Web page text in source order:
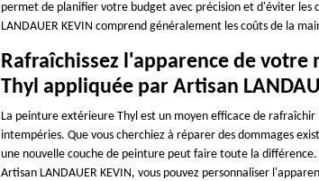
permet de planifier votre budget avec précision et d'éviter les
LANDAUER KEVIN comprend généralement les coûts de la
Rafraîchissez l'apparence de
Thyl appliquée par Artisan
La peinture extérieure Thyl est un moyen efficace de
intempéries. Que vous cherchiez à réparer des dommages
une nouvelle couche de peinture peut faire toute la
Artisan LANDAUER KEVIN, vous pouvez personnaliser